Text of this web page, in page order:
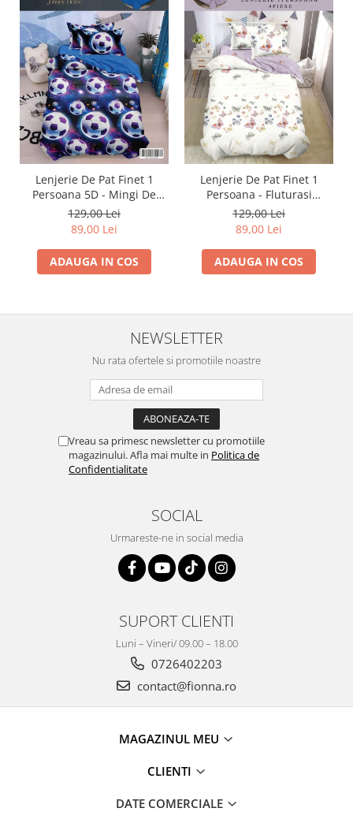
Lenjerie De Pat Finet 1
Persoana 5D - Mingi De
Fotbal In Galaxie
129,00 Lei
89,00 Lei
ADAUGA IN COS
Lenjerie De Pat Finet 1
Persoana - Fluturasi
Multicolori
129,00 Lei
89,00 Lei
ADAUGA IN COS
NEWSLETTER
Nu rata ofertele si promotiile noastre
Vreau sa primesc newsletter cu promotiile
magazinului. Afla mai multe in Politica de
Confidentialitate
SOCIAL
Urmareste-ne in social media
SUPORT CLIENTI
Luni – Vineri/ 09.00 – 18.00
0726402203
contact@fionna.ro
MAGAZINUL MEU
CLIENTI
DATE COMERCIALE